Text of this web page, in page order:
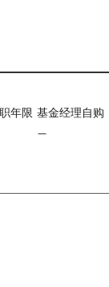
年限 基金经理自购
—